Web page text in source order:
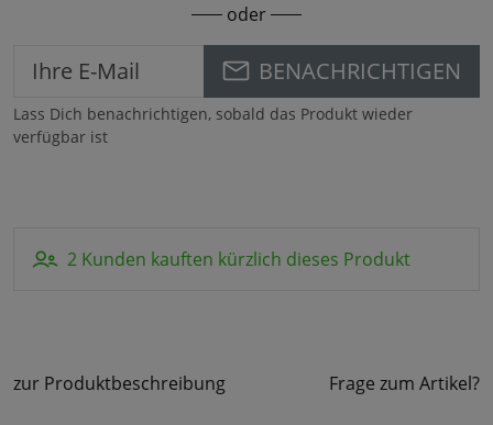
oder
BENACHRICHTIGEN
Lass Dich benachrichtigen, sobald das Produkt wieder
verfügbar ist
2 Kunden kauften kürzlich dieses Produkt
zur Produktbeschreibung Frage zum Artikel?